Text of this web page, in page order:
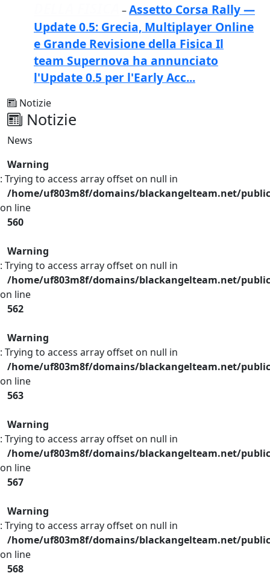
–Assetto Corsa Rally —
Update 0.5: Grecia, Multiplayer Online
e Grande Revisione della Fisica Il
team Supernova ha annunciato
l'Update 0.5 per l'Early Acc...
Notizie
Notizie
News
Warning
: Trying to access array offset on null in
/home/uf803m8f/domains/blackangelteam.net/
on line
560
Warning
: Trying to access array offset on null in
/home/uf803m8f/domains/blackangelteam.net/
on line
562
Warning
: Trying to access array offset on null in
/home/uf803m8f/domains/blackangelteam.net/
on line
563
Warning
: Trying to access array offset on null in
/home/uf803m8f/domains/blackangelteam.net/
on line
567
Warning
: Trying to access array offset on null in
/home/uf803m8f/domains/blackangelteam.net/
on line
568